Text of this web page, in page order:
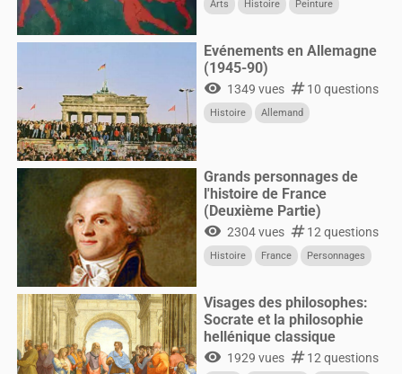
Arts Histoire Peinture
Evénements en Allemagne
(1945-90)
visibility 1349 vues numbers10 questions
Histoire Allemand
Grands personnages de
l'histoire de France
(Deuxième Partie)
visibility 2304 vues numbers12 questions
Histoire France Personnages
Visages des philosophes:
Socrate et la philosophie
hellénique classique
visibility 1929 vues numbers12 questions